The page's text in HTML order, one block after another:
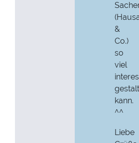
&
Co.)
so
viel
kann.
^^
Liebe